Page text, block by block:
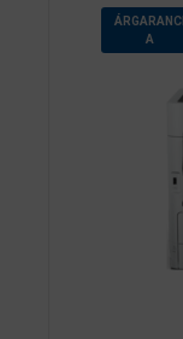
ÁRGARANCI
A